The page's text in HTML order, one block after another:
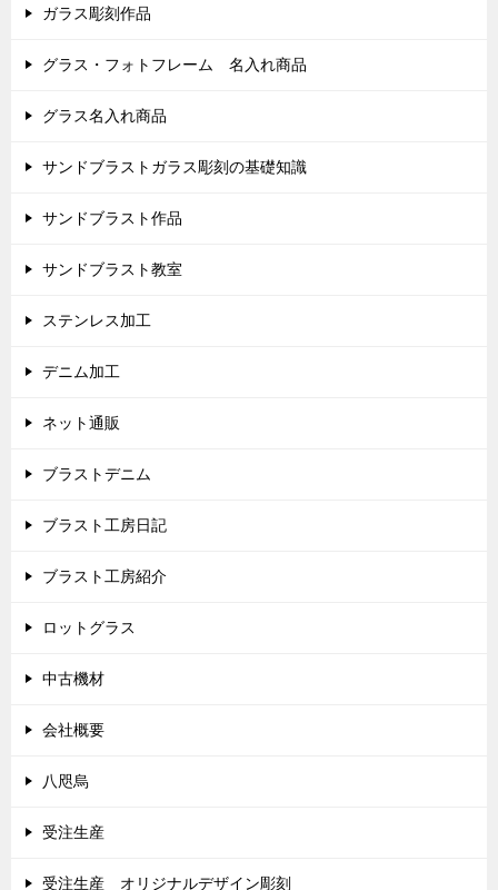
ガラス彫刻作品
グラス・フォトフレーム 名入れ商品
グラス名入れ商品
サンドブラストガラス彫刻の基礎知識
サンドブラスト作品
サンドブラスト教室
ステンレス加工
デニム加工
ネット通販
ブラストデニム
ブラスト工房日記
ブラスト工房紹介
ロットグラス
中古機材
会社概要
八咫烏
受注生産
受注生産 オリジナルデザイン彫刻